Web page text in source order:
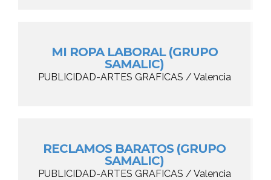
MI ROPA LABORAL (GRUPO
SAMALIC)
PUBLICIDAD-ARTES GRAFICAS / Valencia
RECLAMOS BARATOS (GRUPO
SAMALIC)
PUBLICIDAD-ARTES GRAFICAS / Valencia